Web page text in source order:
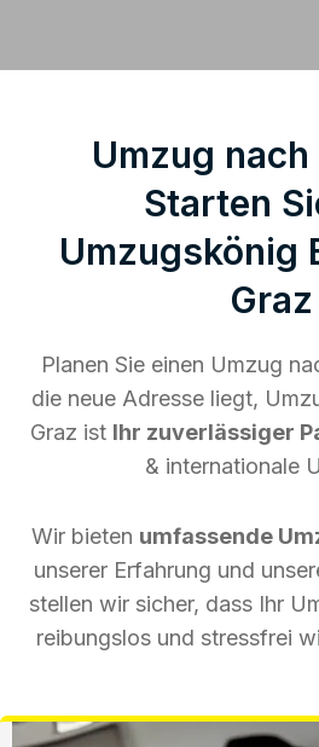
Umzug nach
Starten
Umzugskönig
Graz
Planen Sie einen Umzug
die neue Adresse liegt,
Graz ist Ihr zuverlässiger
& internationale
Wir bieten umfassende
unserer Erfahrung und
stellen wir sicher, dass Ihr
reibungslos und stressfrei